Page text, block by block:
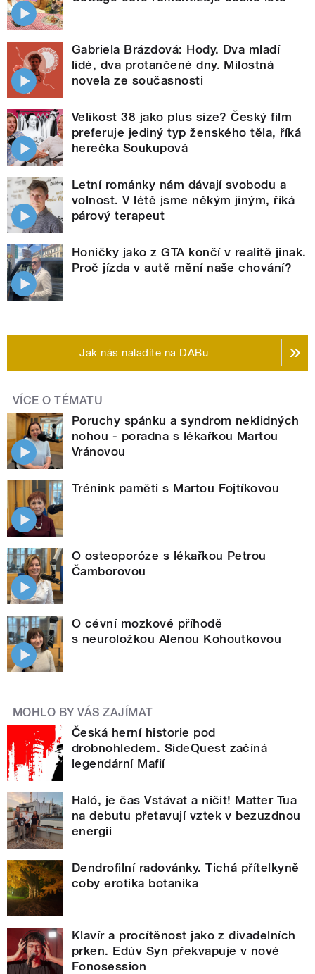
Gabriela Brázdová: Hody. Dva mladí
lidé, dva protančené dny. Milostná
novela ze současnosti
Velikost 38 jako plus size? Český film
preferuje jediný typ ženského těla, říká
herečka Soukupová
Letní románky nám dávají svobodu a
volnost. V létě jsme někým jiným, říká
párový terapeut
Honičky jako z GTA končí v realitě jinak.
Proč jízda v autě mění naše chování?
Jak nás naladíte na DABu
VÍCE O TÉMATU
Poruchy spánku a syndrom neklidných
nohou - poradna s lékařkou Martou
Vránovou
Trénink paměti s Martou Fojtíkovou
O osteoporóze s lékařkou Petrou
Čamborovou
O cévní mozkové příhodě
s neuroložkou Alenou Kohoutkovou
MOHLO BY VÁS ZAJÍMAT
Česká herní historie pod
drobnohledem. SideQuest začíná
legendární Mafií
Haló, je čas Vstávat a ničit! Matter Tua
na debutu přetavují vztek v bezuzdnou
energii
Dendrofilní radovánky. Tichá přítelkyně
coby erotika botanika
Klavír a procítěnost jako z divadelních
prken. Edúv Syn překvapuje v nové
Fonosession